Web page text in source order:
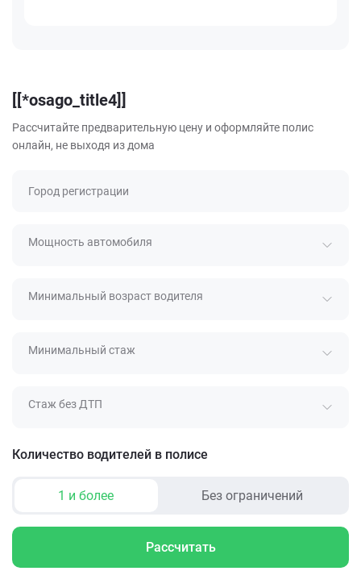
[[*osago_title4]]
Рассчитайте предварительную цену и оформляйте полис
онлайн, не выходя из дома
Город регистрации
Мощность автомобиля
Минимальный возраст водителя
Минимальный стаж
Стаж без ДТП
Количество водителей в полисе
1 и более Без ограничений
Рассчитать